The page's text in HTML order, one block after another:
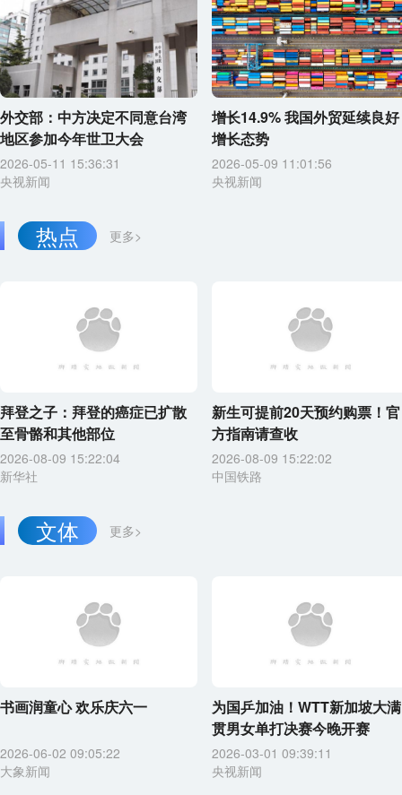
外交部：中方决定不同意台湾
地区参加今年世卫大会
2026-05-11 15:36:31
央视新闻
增长14.9% 我国外贸延续良好
增长态势
2026-05-09 11:01:56
央视新闻
更多>
热点
拜登之子：拜登的癌症已扩散
至骨骼和其他部位
2026-08-09 15:22:04
新华社
新生可提前20天预约购票！官
方指南请查收
2026-08-09 15:22:02
中国铁路
更多>
文体
书画润童心 欢乐庆六一
2026-06-02 09:05:22
大象新闻
为国乒加油！WTT新加坡大满
贯男女单打决赛今晚开赛
2026-03-01 09:39:11
央视新闻